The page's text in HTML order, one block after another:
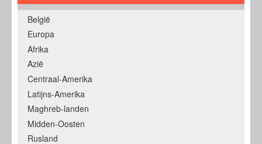
België
Europa
Afrika
Azië
Centraal-Amerika
Latijns-Amerika
Maghreb-landen
Midden-Oosten
Rusland